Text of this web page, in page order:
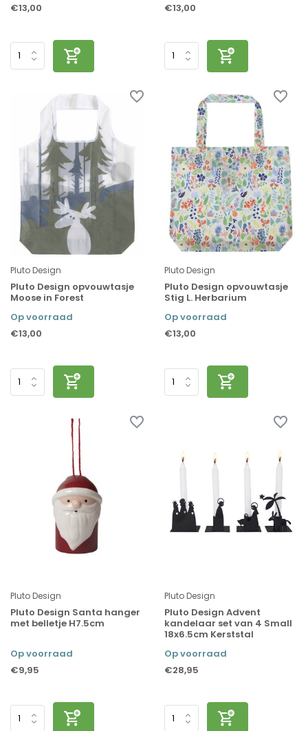
€13,00
€13,00
Pluto Design
Pluto Design opvouwtasje
Moose in Forest
Op voorraad
€13,00
Pluto Design
Pluto Design opvouwtasje
Stig L. Herbarium
Op voorraad
€13,00
Pluto Design
Pluto Design Santa hanger
met belletje H7.5cm
Op voorraad
€9,95
Pluto Design
Pluto Design Advent
kandelaar set van 4 Small
18x6.5cm Kerststal
Op voorraad
€28,95